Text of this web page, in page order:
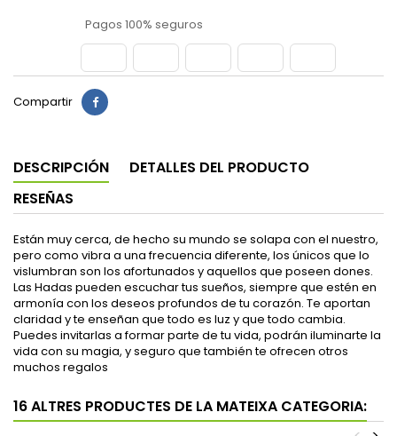
Pagos 100% seguros
Compartir
DESCRIPCIÓN
DETALLES DEL PRODUCTO
RESEÑAS
Están muy cerca, de hecho su mundo se solapa con el nuestro,
pero como vibra a una frecuencia diferente, los únicos que lo
vislumbran son los afortunados y aquellos que poseen dones.
Las Hadas pueden escuchar tus sueños, siempre que estén en
armonía con los deseos profundos de tu corazón. Te aportan
claridad y te enseñan que todo es luz y que todo cambia.
Puedes invitarlas a formar parte de tu vida, podrán iluminarte la
vida con su magia, y seguro que también te ofrecen otros
muchos regalos
16 ALTRES PRODUCTES DE LA MATEIXA CATEGORIA: